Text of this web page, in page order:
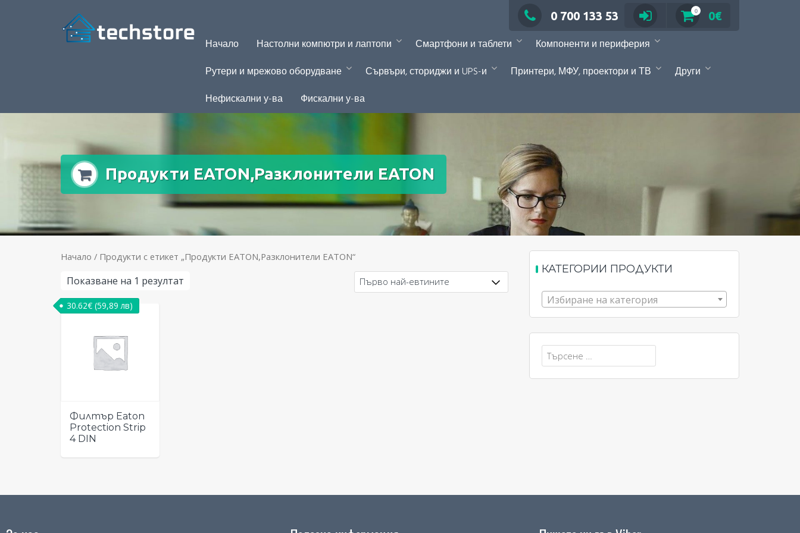
0 700 133 53 0 0€
Начало Настолни компютри и лаптопи Смартфони и таблети
Компоненти и периферия
Рутери и мрежово оборудване
Сървъри, сториджи и UPS-и Принтери, МФУ, проектори и ТВ
Други
Нефискални у-ва
Фискални у-ва
Продукти EATON,Разклонители EATON
Начало / Продукти с етикет „Продукти EATON,Разклонители EATON“
Показване на 1 резултат
Филтър Eaton
Protection Strip
4 DIN
30.62€ (59,89 лв)
КАТЕГОРИИ ПРОДУКТИ
Избиране на категория
Търсене
за: